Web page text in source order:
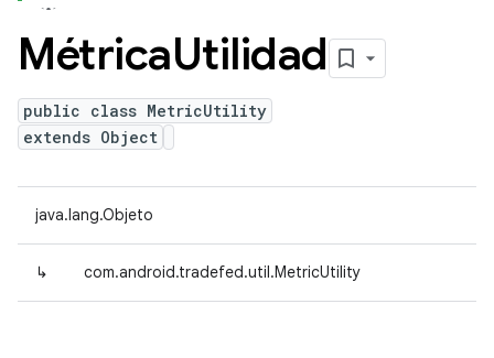
MétricaUtilidad
public class MetricUtility
extends Object
java.lang.Objeto
↳ com.android.tradefed.util.MetricUtility